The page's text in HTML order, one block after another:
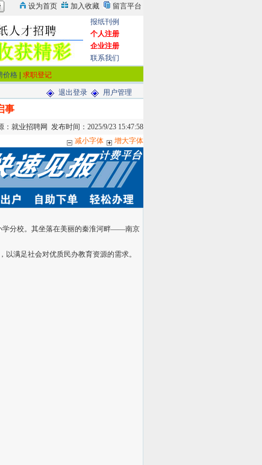
报纸刊例
个人注册
企业注册
联系我们
价格 求职登记
退出登录 用户管理
事
就业招聘网 发布时间：2025/9/23 15:47:58
减小字体
增大字体
学分校。其坐落在美丽的秦淮河畔——南京
满足社会对优质民办教育资源的需求。